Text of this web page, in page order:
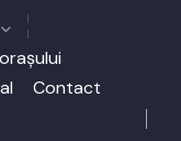
Contact